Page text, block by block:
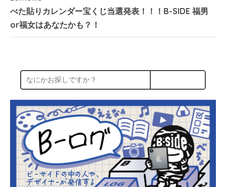
べた貼りカレンダー宝くじ当選発表！！！B-SIDE 福男
or福女はあなたかも？！